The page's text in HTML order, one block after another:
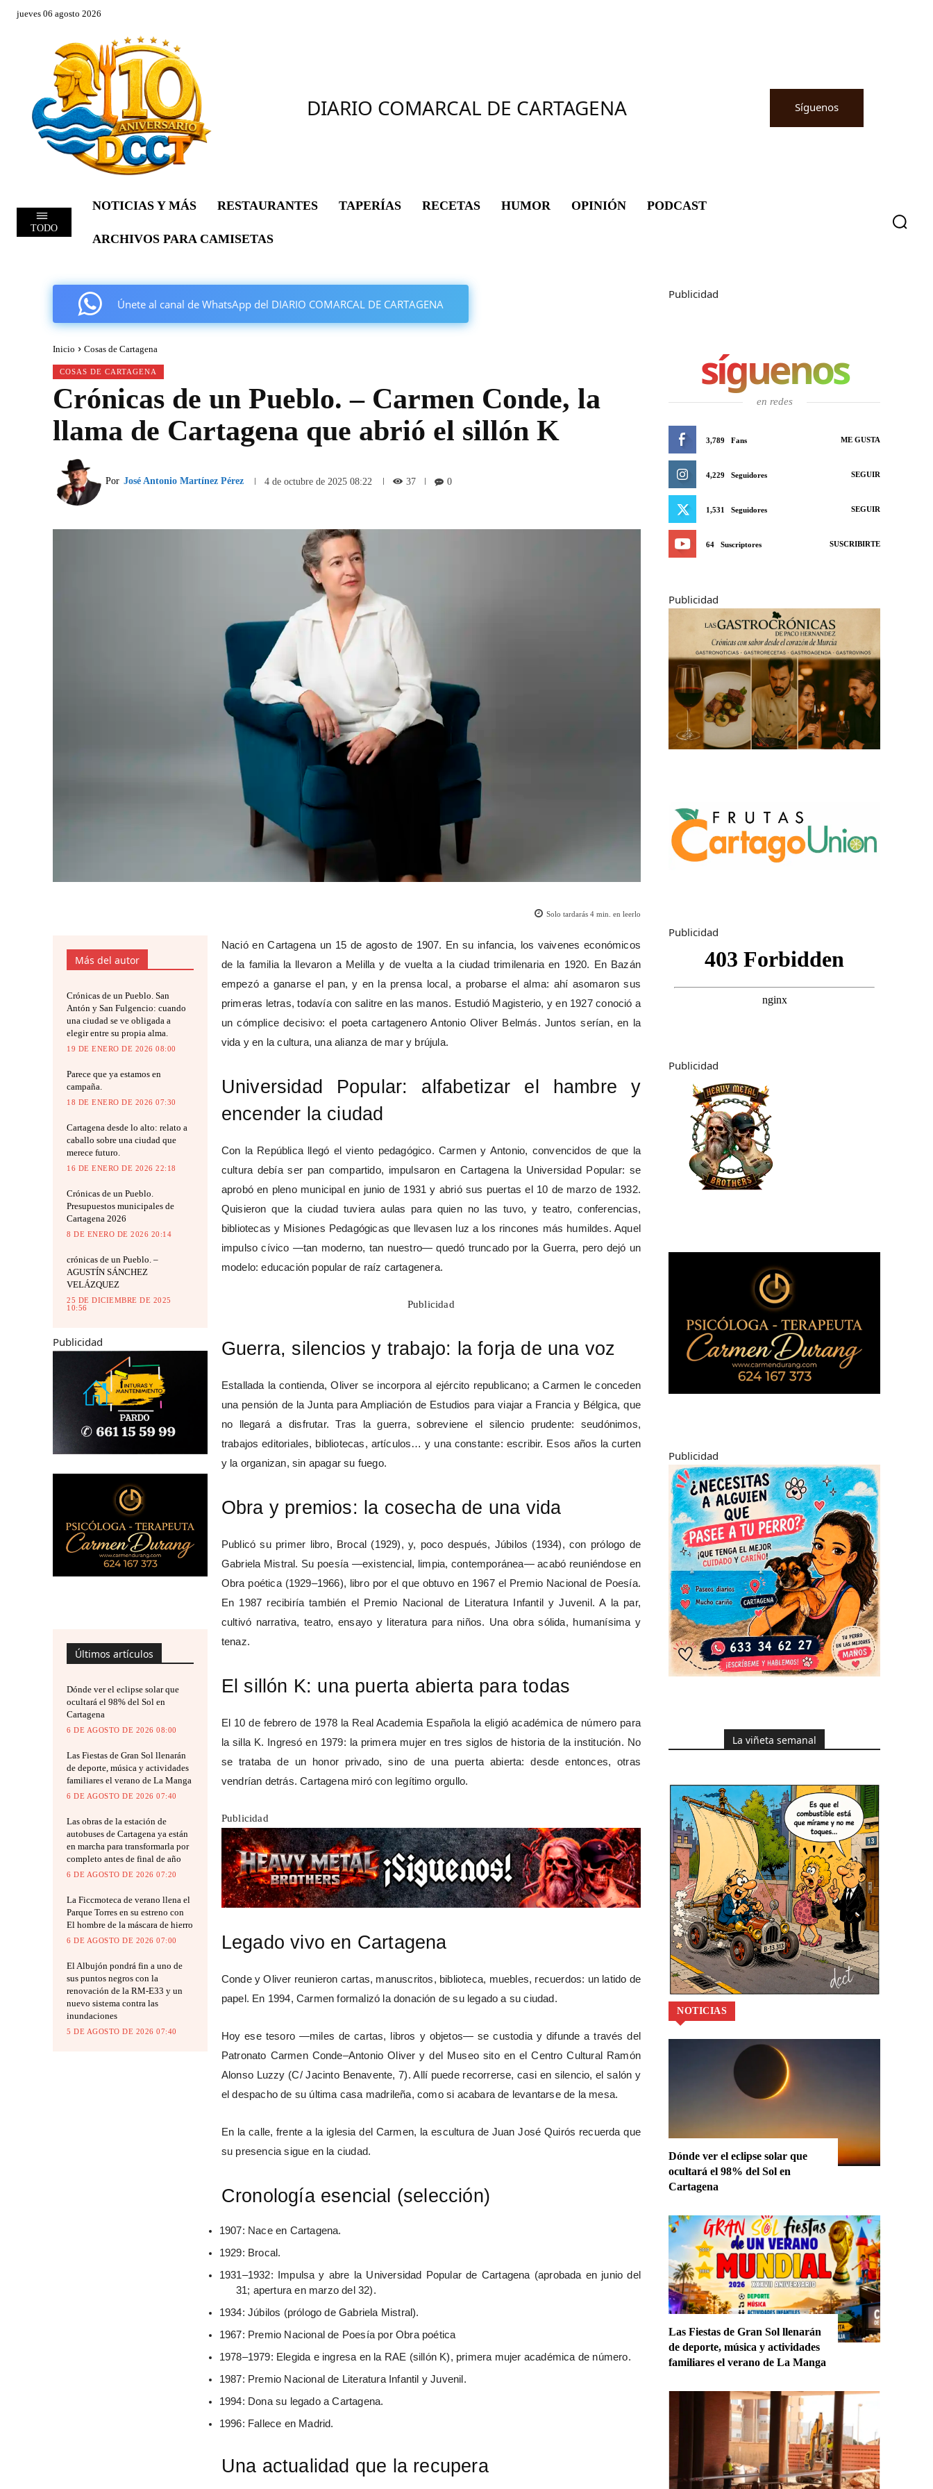
jueves 06 agosto 2026
DIARIO COMARCAL DE CARTAGENA Síguenos
TODO
NOTICIAS Y MÁS RESTAURANTES TAPERÍAS RECETAS HUMOR OPINIÓN PODCAST
ARCHIVOS PARA CAMISETAS
Únete al canal de WhatsApp del DIARIO COMARCAL DE CARTAGENA
Inicio Cosas de Cartagena
COSAS DE CARTAGENA
Crónicas de un Pueblo. – Carmen Conde, la
llama de Cartagena que abrió el sillón K
Por José Antonio Martínez Pérez 4 de octubre de 2025 08:22 37 0
Solo tardarás4 min. en leerlo
Más del autor
Crónicas de un Pueblo. San
Antón y San Fulgencio: cuando
una ciudad se ve obligada a
elegir entre su propia alma.
19 DE ENERO DE 2026 08:00
Parece que ya estamos en
campaña.
18 DE ENERO DE 2026 07:30
Cartagena desde lo alto: relato a
caballo sobre una ciudad que
merece futuro.
16 DE ENERO DE 2026 22:18
Crónicas de un Pueblo.
Presupuestos municipales de
Cartagena 2026
8 DE ENERO DE 2026 20:14
crónicas de un Pueblo. –
AGUSTÍN SÁNCHEZ
VELÁZQUEZ
25 DE DICIEMBRE DE 2025
10:56
Publicidad
Últimos artículos
Dónde ver el eclipse solar que
ocultará el 98% del Sol en
Cartagena
6 DE AGOSTO DE 2026 08:00
Las Fiestas de Gran Sol llenarán
de deporte, música y actividades
familiares el verano de La Manga
6 DE AGOSTO DE 2026 07:40
Las obras de la estación de
autobuses de Cartagena ya están
en marcha para transformarla por
completo antes de final de año
6 DE AGOSTO DE 2026 07:20
La Ficcmoteca de verano llena el
Parque Torres en su estreno con
El hombre de la máscara de hierro
6 DE AGOSTO DE 2026 07:00
El Albujón pondrá fin a uno de
sus puntos negros con la
renovación de la RM-E33 y un
nuevo sistema contra las
inundaciones
5 DE AGOSTO DE 2026 07:40
Nació en Cartagena un 15 de agosto de 1907. En su infancia, los vaivenes económicos
de la familia la llevaron a Melilla y de vuelta a la ciudad trimilenaria en 1920. En Bazán
empezó a ganarse el pan, y en la prensa local, a probarse el alma: ahí asomaron sus
primeras letras, todavía con salitre en las manos. Estudió Magisterio, y en 1927 conoció a
un cómplice decisivo: el poeta cartagenero Antonio Oliver Belmás. Juntos serían, en la
vida y en la cultura, una alianza de mar y brújula.
Universidad Popular: alfabetizar el hambre y
encender la ciudad
Con la República llegó el viento pedagógico. Carmen y Antonio, convencidos de que la
cultura debía ser pan compartido, impulsaron en Cartagena la Universidad Popular: se
aprobó en pleno municipal en junio de 1931 y abrió sus puertas el 10 de marzo de 1932.
Quisieron que la ciudad tuviera aulas para quien no las tuvo, y teatro, conferencias,
bibliotecas y Misiones Pedagógicas que llevasen luz a los rincones más humildes. Aquel
impulso cívico —tan moderno, tan nuestro— quedó truncado por la Guerra, pero dejó un
modelo: educación popular de raíz cartagenera.
Publicidad
Guerra, silencios y trabajo: la forja de una voz
Estallada la contienda, Oliver se incorpora al ejército republicano; a Carmen le conceden
una pensión de la Junta para Ampliación de Estudios para viajar a Francia y Bélgica, que
no llegará a disfrutar. Tras la guerra, sobreviene el silencio prudente: seudónimos,
trabajos editoriales, bibliotecas, artículos… y una constante: escribir. Esos años la curten
y la organizan, sin apagar su fuego.
Obra y premios: la cosecha de una vida
Publicó su primer libro, Brocal (1929), y, poco después, Júbilos (1934), con prólogo de
Gabriela Mistral. Su poesía —existencial, limpia, contemporánea— acabó reuniéndose en
Obra poética (1929–1966), libro por el que obtuvo en 1967 el Premio Nacional de Poesía.
En 1987 recibiría también el Premio Nacional de Literatura Infantil y Juvenil. A la par,
cultivó narrativa, teatro, ensayo y literatura para niños. Una obra sólida, humanísima y
tenaz.
El sillón K: una puerta abierta para todas
El 10 de febrero de 1978 la Real Academia Española la eligió académica de número para
la silla K. Ingresó en 1979: la primera mujer en tres siglos de historia de la institución. No
se trataba de un honor privado, sino de una puerta abierta: desde entonces, otras
vendrían detrás. Cartagena miró con legítimo orgullo.
Publicidad
Legado vivo en Cartagena
Conde y Oliver reunieron cartas, manuscritos, biblioteca, muebles, recuerdos: un latido de
papel. En 1994, Carmen formalizó la donación de su legado a su ciudad.
Hoy ese tesoro —miles de cartas, libros y objetos— se custodia y difunde a través del
Patronato Carmen Conde–Antonio Oliver y del Museo sito en el Centro Cultural Ramón
Alonso Luzzy (C/ Jacinto Benavente, 7). Allí puede recorrerse, casi en silencio, el salón y
el despacho de su última casa madrileña, como si acabara de levantarse de la mesa.
En la calle, frente a la iglesia del Carmen, la escultura de Juan José Quirós recuerda que
su presencia sigue en la ciudad.
Cronología esencial (selección)
1907: Nace en Cartagena.
1929: Brocal.
1931–1932: Impulsa y abre la Universidad Popular de Cartagena (aprobada en junio del
31; apertura en marzo del 32).
1934: Júbilos (prólogo de Gabriela Mistral).
1967: Premio Nacional de Poesía por Obra poética
1978–1979: Elegida e ingresa en la RAE (sillón K), primera mujer académica de número.
1987: Premio Nacional de Literatura Infantil y Juvenil.
1994: Dona su legado a Cartagena.
1996: Fallece en Madrid.
Una actualidad que la recupera
Publicidad
síguenos
en redes
3,789 Fans ME GUSTA
4,229 Seguidores SEGUIR
1,531 Seguidores SEGUIR
64 Suscriptores SUSCRIBIRTE
Publicidad
Publicidad
Publicidad
Publicidad
La viñeta semanal
NOTICIAS
Dónde ver el eclipse solar que
ocultará el 98% del Sol en
Cartagena
Las Fiestas de Gran Sol llenarán
de deporte, música y actividades
familiares el verano de La Manga